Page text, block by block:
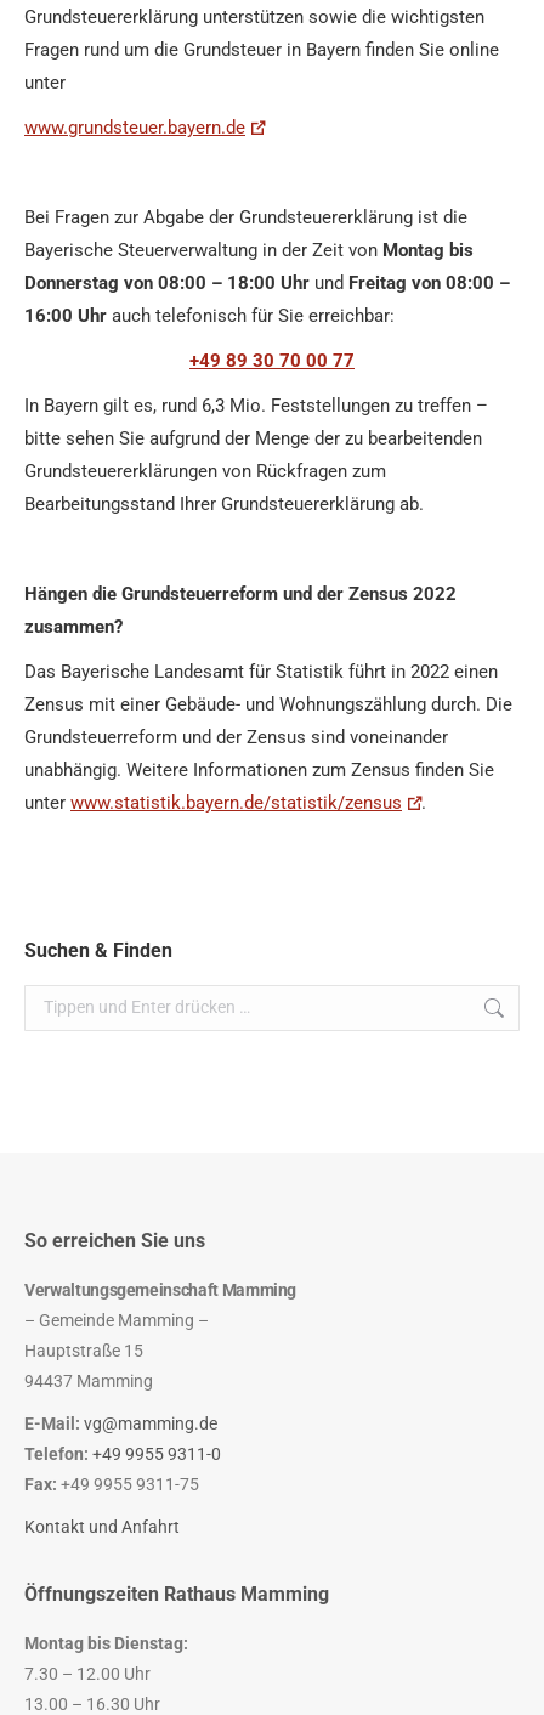
Grundsteuererklärung unterstützen sowie die wichtigsten
Fragen rund um die Grundsteuer in Bayern finden Sie online
unter
www.grundsteuer.bayern.de
Bei Fragen zur Abgabe der Grundsteuererklärung ist die
Bayerische Steuerverwaltung in der Zeit von Montag bis
Donnerstag von 08:00 – 18:00 Uhr und Freitag von 08:00 –
16:00 Uhr auch telefonisch für Sie erreichbar:
+49 89 30 70 00 77
In Bayern gilt es, rund 6,3 Mio. Feststellungen zu treffen –
bitte sehen Sie aufgrund der Menge der zu bearbeitenden
Grundsteuererklärungen von Rückfragen zum
Bearbeitungsstand Ihrer Grundsteuererklärung ab.
Hängen die Grundsteuerreform und der Zensus 2022
zusammen?
Das Bayerische Landesamt für Statistik führt in 2022 einen
Zensus mit einer Gebäude- und Wohnungszählung durch. Die
Grundsteuerreform und der Zensus sind voneinander
unabhängig. Weitere Informationen zum Zensus finden Sie
unter www.statistik.bayern.de/statistik/zensus .
Suchen & Finden
Search:
So erreichen Sie uns
Verwaltungsgemeinschaft Mamming
– Gemeinde Mamming –
Hauptstraße 15
94437 Mamming
E-Mail: vg@mamming.de
Telefon: +49 9955 9311-0
Fax: +49 9955 9311-75
Kontakt und Anfahrt
Öffnungszeiten Rathaus Mamming
Montag bis Dienstag:
7.30 – 12.00 Uhr
13.00 – 16.30 Uhr